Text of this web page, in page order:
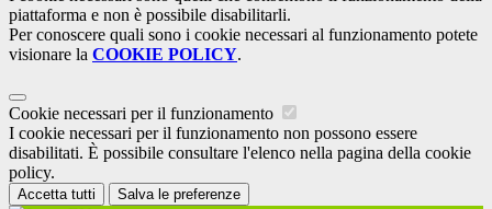
piattaforma e non è possibile disabilitarli.
Per conoscere quali sono i cookie necessari al funzionamento potete
visionare la COOKIE POLICY.
Cookie necessari per il funzionamento
I cookie necessari per il funzionamento non possono essere
disabilitati. È possibile consultare l'elenco nella pagina della cookie
policy.
Accetta tutti Salva le preferenze